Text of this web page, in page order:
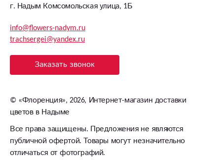
г. Надым Комсомольская улица, 1Б
info@flowers-nadym.ru
trachsergei@yandex.ru
Заказать звонок
© «Флоренция», 2026, Интернет-магазин доставки
цветов в Надыме
Все права защищены. Предложения не являются
публичной офертой. Товары могут незначительно
отличаться от фотографий.